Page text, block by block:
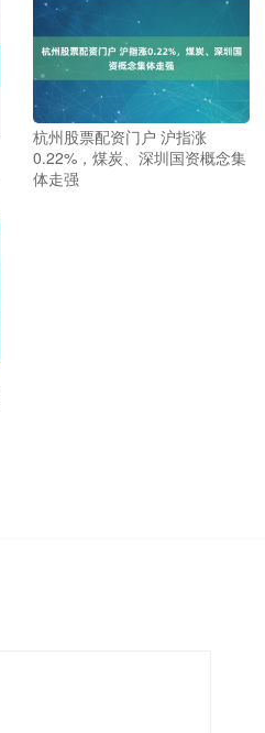
杭州股票配资门户 沪指涨
0.22%，煤炭、深圳国资概念集
体走强